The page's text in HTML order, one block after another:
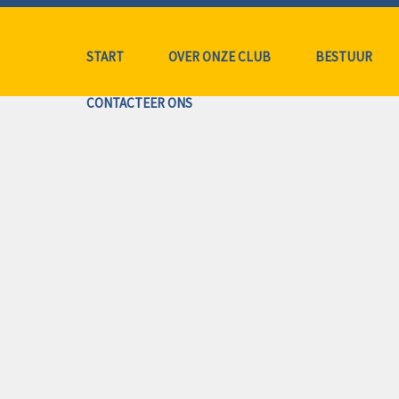
START OVER ONZE CLUB BESTUUR
CONTACTEER ONS